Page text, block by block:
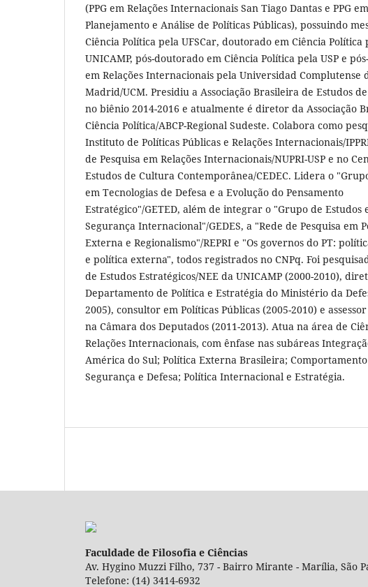
(PPG em Relações Internacionais San Tiago Dantas e PPG em
Planejamento e Análise de Políticas Públicas), possuindo
Ciência Política pela UFSCar, doutorado em Ciência Política
UNICAMP, pós-doutorado em Ciência Política pela USP e
em Relações Internacionais pela Universidad Complutense
Madrid/UCM. Presidiu a Associação Brasileira de Estudos
no biênio 2014-2016 e atualmente é diretor da Associação
Ciência Política/ABCP-Regional Sudeste. Colabora como
Instituto de Políticas Públicas e Relações Internacionais/
de Pesquisa em Relações Internacionais/NUPRI-USP e no
Estudos de Cultura Contemporânea/CEDEC. Lidera o
em Tecnologias de Defesa e a Evolução do Pensamento
Estratégico"/GETED, além de integrar o "Grupo de Estudos
Segurança Internacional"/GEDES, a "Rede de Pesquisa em
Externa e Regionalismo"/REPRI e "Os governos do PT:
e política externa", todos registrados no CNPq. Foi
de Estudos Estratégicos/NEE da UNICAMP (2000-2010),
Departamento de Política e Estratégia do Ministério da
2005), consultor em Políticas Públicas (2005-2010) e
na Câmara dos Deputados (2011-2013). Atua na área de
Relações Internacionais, com ênfase nas subáreas
América do Sul; Política Externa Brasileira;
Segurança e Defesa; Política Internacional e Estratégia.
Faculdade de Filosofia e Ciências
Av. Hygino Muzzi Filho, 737 - Bairro Mirante - Marília, São
Telefone: (14) 3414-6932